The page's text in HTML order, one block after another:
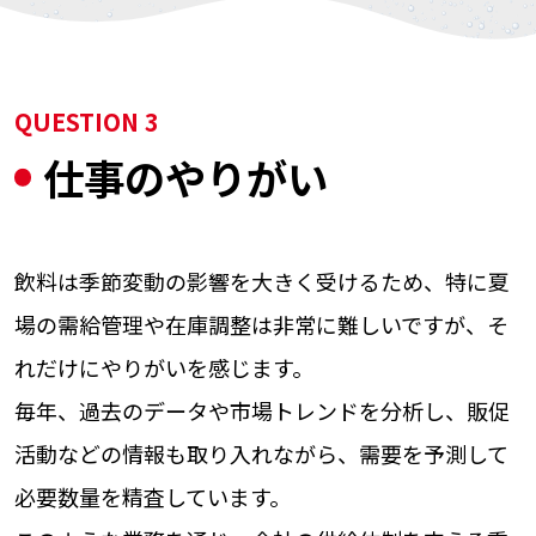
QUESTION 3
仕事のやりがい
飲料は季節変動の影響を大きく受けるため、特に夏
場の需給管理や在庫調整は非常に難しいですが、そ
れだけにやりがいを感じます。
毎年、過去のデータや市場トレンドを分析し、販促
活動などの情報も取り入れながら、需要を予測して
必要数量を精査しています。